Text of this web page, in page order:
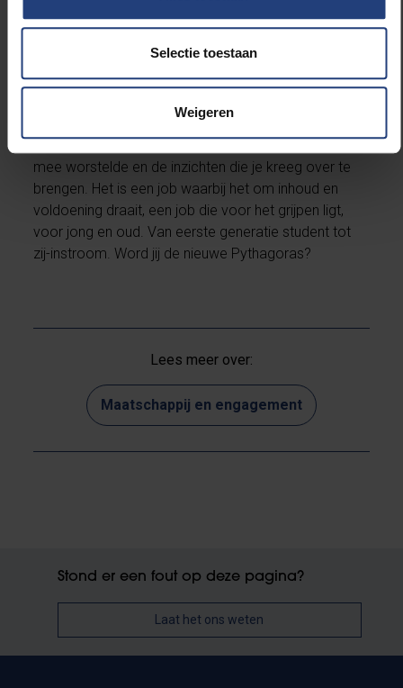
Selectie toestaan
Weigeren
vragen, kruipt in je hoofd, neemt je in het donker mee
met je manke redenering en begeleidt je zo naar de
uitgang die je zelf niet zou hebben gevonden.
Lesgeven is het maximaliseren van de aha-
momenten bij de leerlingen door te tonen waar je zelf
mee worstelde en de inzichten die je kreeg over te
brengen. Het is een job waarbij het om inhoud en
voldoening draait, een job die voor het grijpen ligt,
voor jong en oud. Van eerste generatie student tot
zij-instroom. Word jij de nieuwe Pythagoras?
Lees meer over:
Maatschappij en engagement
Stond er een fout op deze pagina?
Laat het ons weten